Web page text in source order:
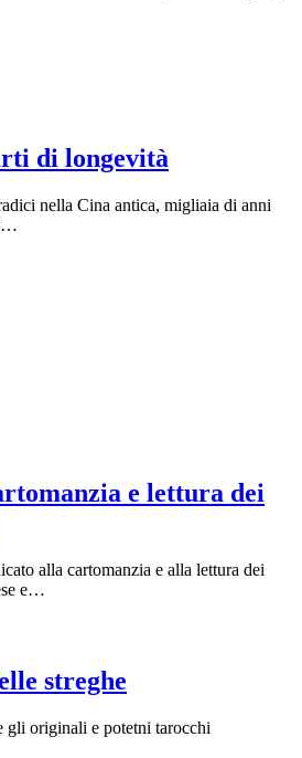
di longevità
nella Cina antica, migliaia di anni
e lettura dei
alla cartomanzia e alla lettura dei
e…
streghe
gli originali e potetni tarocchi